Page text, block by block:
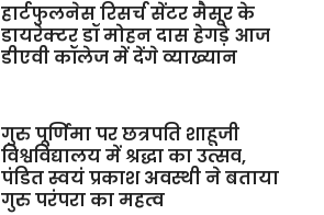
हार्टफुलनेस रिसर्च सेंटर मैसूर के
डायरेक्टर डॉ मोहन दास हेगड़े आज
डीएवी कॉलेज में देंगे व्याख्यान
गुरु पूर्णिमा पर छत्रपति शाहूजी
विश्वविद्यालय में श्रद्धा का उत्सव,
पंडित स्वयं प्रकाश अवस्थी ने बताया
गुरु परंपरा का महत्व